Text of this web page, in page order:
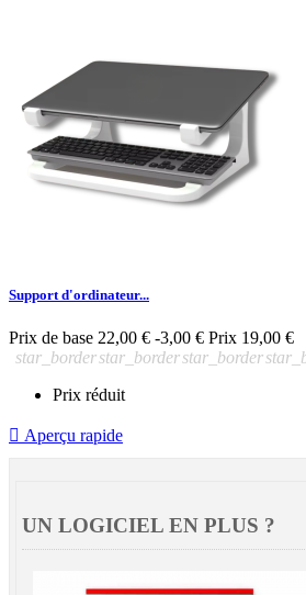
Support d'ordinateur...
Prix de base 22,00 € -3,00 € Prix 19,00 €
star_borderstar_borderstar_border
Prix réduit
 Aperçu rapide
UN LOGICIEL EN PLUS ?